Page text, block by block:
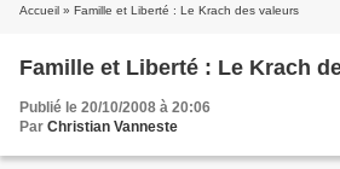
Accueil » Famille et Liberté : Le Krach des valeurs
Famille et Liberté : Le Krach
Publié le 20/10/2008 à 20:06
Par Christian Vanneste